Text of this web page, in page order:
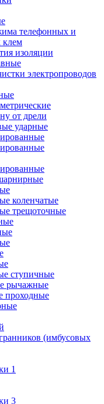
телефонных и
клем
изоляции
электропроводов
от дрели
ударные
коленчатые
трещоточные
ступичные
рычажные
проходные
(имбусовых
1
3